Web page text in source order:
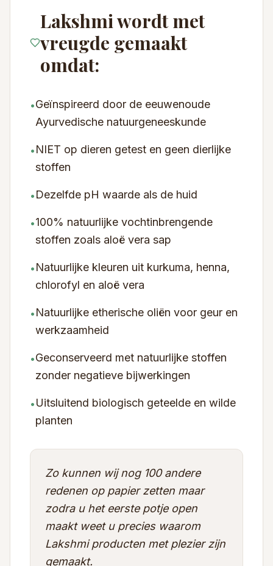
Lakshmi wordt met
vreugde gemaakt
omdat:
•Geïnspireerd door de eeuwenoude
Ayurvedische natuurgeneeskunde
• NIET op dieren getest en geen dierlijke
stoffen
• Dezelfde pH waarde als de huid
•100% natuurlijke vochtinbrengende
stoffen zoals aloë vera sap
• Natuurlijke kleuren uit kurkuma, henna,
chlorofyl en aloë vera
• Natuurlijke etherische oliën voor geur en
werkzaamheid
•Geconserveerd met natuurlijke stoffen
zonder negatieve bijwerkingen
• Uitsluitend biologisch geteelde en wilde
planten
Zo kunnen wij nog 100 andere
redenen op papier zetten maar
zodra u het eerste potje open
maakt weet u precies waarom
Lakshmi producten met plezier zijn
gemaakt.